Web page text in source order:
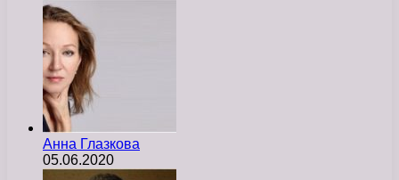
Анна Глазкова
05.06.2020